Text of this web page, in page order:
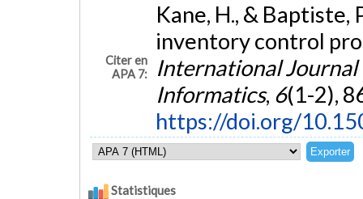
Citer en
APA 7:
Kane, H., & Baptiste,
inventory control
International Journal
Informatics, 6(1-2),
https://doi.org/
Statistiques